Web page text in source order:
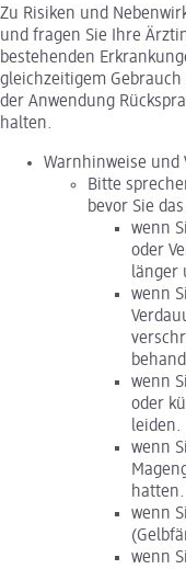
Zu Risiken und
und fragen Sie Ihre
bestehenden
gleichzeitigem
der Anwendung
halten.
Warnhinweise und
Bitte
bevor Sie
wenn
oder
länger
wenn
wenn
oder
leiden.
wenn
hatten.
wenn
wenn